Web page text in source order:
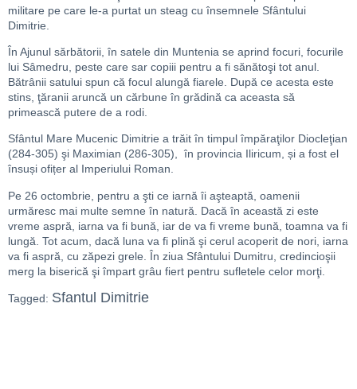
militare pe care le-a purtat un steag cu însemnele Sfântului
Dimitrie.
În Ajunul sărbătorii, în satele din Muntenia se aprind focuri, focurile
lui Sâmedru, peste care sar copiii pentru a fi sănătoşi tot anul.
Bătrânii satului spun că focul alungă fiarele. După ce acesta este
stins, ţăranii aruncă un cărbune în grădină ca aceasta să
primească putere de a rodi.
Sfântul Mare Mucenic Dimitrie a trăit în timpul împăraţilor Diocleţian
(284-305) şi Maximian (286-305), în provincia Iliricum, și a fost el
însuși ofițer al Imperiului Roman.
Pe 26 octombrie, pentru a şti ce iarnă îi aşteaptă, oamenii
urmăresc mai multe semne în natură. Dacă în această zi este
vreme aspră, iarna va fi bună, iar de va fi vreme bună, toamna va fi
lungă. Tot acum, dacă luna va fi plină şi cerul acoperit de nori, iarna
va fi aspră, cu zăpezi grele. În ziua Sfântului Dumitru, credincioşii
merg la biserică şi împart grâu fiert pentru sufletele celor morţi.
Tagged: Sfantul Dimitrie